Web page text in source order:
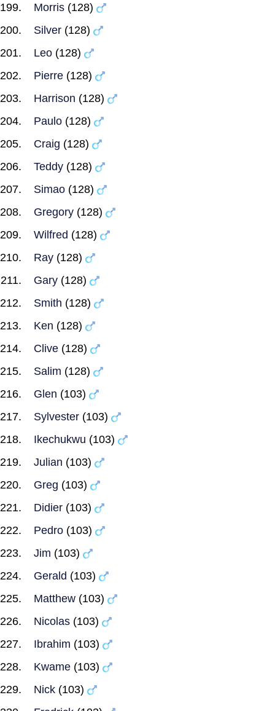
Morris (128)
Silver (128)
Leo (128)
Pierre (128)
Harrison (128)
Paulo (128)
Craig (128)
Teddy (128)
Simao (128)
Gregory (128)
Wilfred (128)
Ray (128)
Gary (128)
Smith (128)
Ken (128)
Clive (128)
Salim (128)
Glen (103)
Sylvester (103)
Ikechukwu (103)
Julian (103)
Greg (103)
Didier (103)
Pedro (103)
Jim (103)
Gerald (103)
Matthew (103)
Nicolas (103)
Ibrahim (103)
Kwame (103)
Nick (103)